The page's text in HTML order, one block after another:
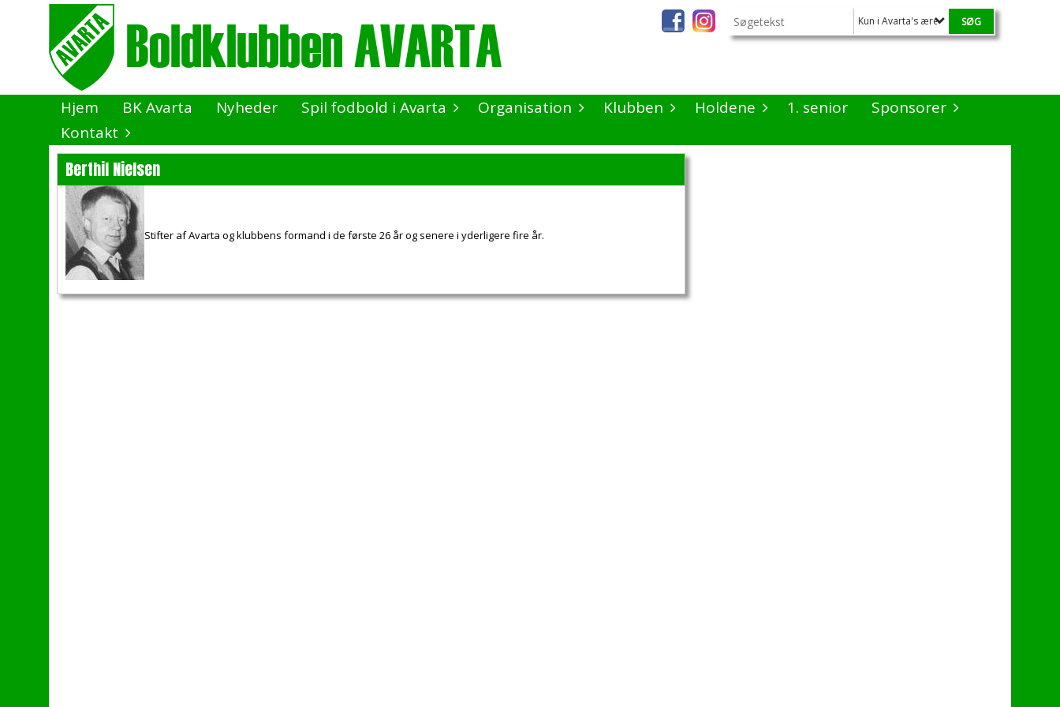
Kun i Avarta's æresmedlemmer
Hjem BK Avarta Nyheder Spil fodbold i Avarta Organisation Klubben Holdene 1. senior
Sponsorer
Kontakt
Berthil Nielsen
Stifter af Avarta og klubbens formand i de første 26 år og senere i yderligere fire år.